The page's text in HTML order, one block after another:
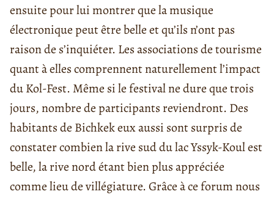
ensuite pour lui montrer que la musique
électronique peut être belle et qu’ils n’ont pas
raison de s’inquiéter. Les associations de tourisme
quant à elles comprennent naturellement l’impact
du Kol-Fest. Même si le festival ne dure que trois
jours, nombre de participants reviendront. Des
habitants de Bichkek eux aussi sont surpris de
constater combien la rive sud du lac Yssyk-Koul est
belle, la rive nord étant bien plus appréciée
comme lieu de villégiature. Grâce à ce forum nous